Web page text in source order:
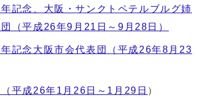
記念、大阪・サンクトペテルブルグ姉
（平成26年9月21日～9月28日）
記念大阪市会代表団（平成26年8月23
平成26年1月26日～1月29日 ）